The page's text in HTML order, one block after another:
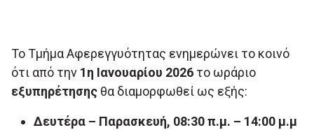
Το Τμήμα Αφερεγγυότητας ενημερώνει το κοινό
ότι από την 1η Ιανουαρίου 2026 το ωράριο
εξυπηρέτησης θα διαμορφωθεί ως εξής:
Δευτέρα – Παρασκευή, 08:30 π.μ. – 14:00 μ.μ